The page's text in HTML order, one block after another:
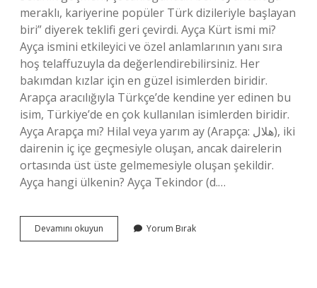
meraklı, kariyerine popüler Türk dizileriyle başlayan
biri” diyerek teklifi geri çevirdi. Ayça Kürt ismi mi?
Ayça ismini etkileyici ve özel anlamlarının yanı sıra
hoş telaffuzuyla da değerlendirebilirsiniz. Her
bakımdan kızlar için en güzel isimlerden biridir.
Arapça aracılığıyla Türkçe’de kendine yer edinen bu
isim, Türkiye’de en çok kullanılan isimlerden biridir.
Ayça Arapça mı? Hilal veya yarım ay (Arapça: هلال), iki
dairenin iç içe geçmesiyle oluşan, ancak dairelerin
ortasında üst üste gelmemesiyle oluşan şekildir.
Ayça hangi ülkenin? Ayça Tekindor (d.…
Devamını okuyun
Öztürkçe
Yorum Bırak